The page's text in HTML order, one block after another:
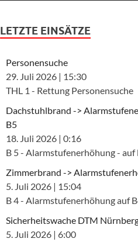
LETZTE EINSÄTZE
Personensuche
29. Juli 2026 | 15:30
THL 1 - Rettung Personensuche
Dachstuhlbrand ->
B5
18. Juli 2026 |0:16
B 5 - Alarmstufenerhöhung - auf
Zimmerbrand ->
5. Juli 2026 | 15:04
B 4 - Alarmstufenerhöhung auf
Sicherheitswache DTM
5. Juli 2026 | 6:00